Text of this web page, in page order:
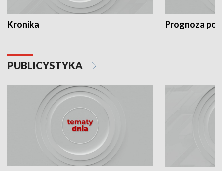
Kronika Prognoza
PUBLICYSTYKA